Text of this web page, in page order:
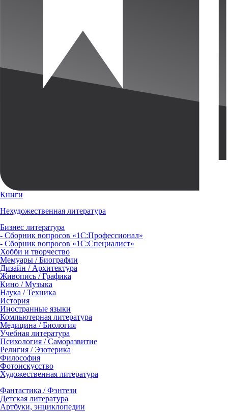
Книги
Нехудожественная литература
Бизнес литература
- Сборник вопросов «1С:Профессионал»
- Сборник вопросов «1С:Специалист»
Хобби и творчество
Мемуары / Биографии
Дизайн / Архитектура
Живопись / Графика
Кино / Музыка
Наука / Техника
История
Иностранные языки
Компьютерная литература
Медицина / Биология
Учебная литература
Психология / Саморазвитие
Религия / Эзотерика
Философия
Фотоискусство
Художественная литература
Фантастика / Фэнтези
Детская литература
Артбуки, энциклопедии